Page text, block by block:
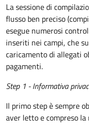
La sessione di
flusso ben preciso
esegue numerosi
inseriti nei campi, che
caricamento di allegati
pagamenti.
Step 1 - Informativa
Il primo step è sempre
aver letto e compreso